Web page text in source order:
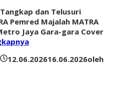
dan Telusuri
Pemred Majalah MATRA
Jaya Gara-gara Cover
12.06.202616.06.2026oleh